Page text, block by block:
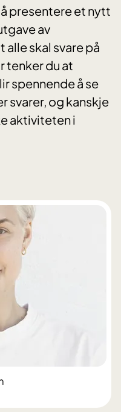
presentere et nytt
av
alle skal svare på
tenker du at
spennende å se
svarer, og kanskje
aktiviteten i